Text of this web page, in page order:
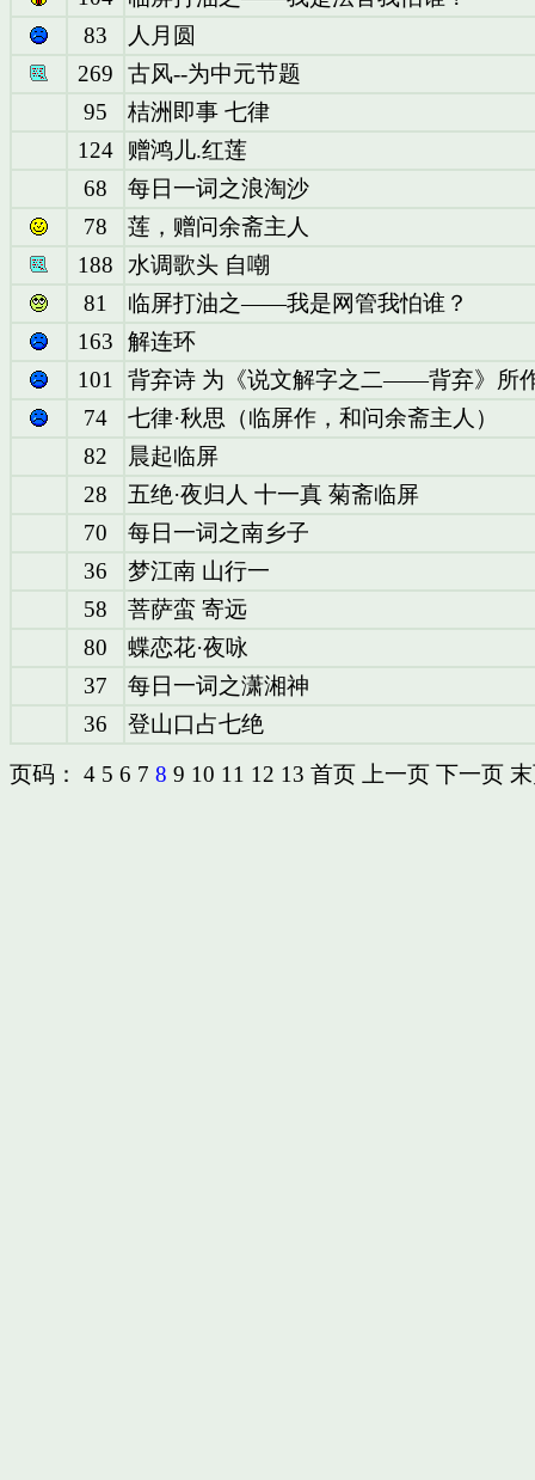
83
人月圆
269
古风--为中元节题
95
桔洲即事 七律
124
赠鸿儿.红莲
68
每日一词之浪淘沙
78
莲，赠问余斋主人
188
水调歌头 自嘲
81
临屏打油之——我是网管我怕谁？
163
解连环
101
背弃诗 为《说文解字之二——背弃》所
74
七律·秋思（临屏作，和问余斋
82
晨起临屏
28
五绝·夜归人 十一真 菊斋临屏
70
每日一词之南乡子
36
梦江南 山行一
58
菩萨蛮 寄远
80
蝶恋花·夜咏
37
每日一词之潇湘神
36
登山口占七绝
页码： 4 5 6 7 8 9 10 11 12 13 首页 上一页 下一页